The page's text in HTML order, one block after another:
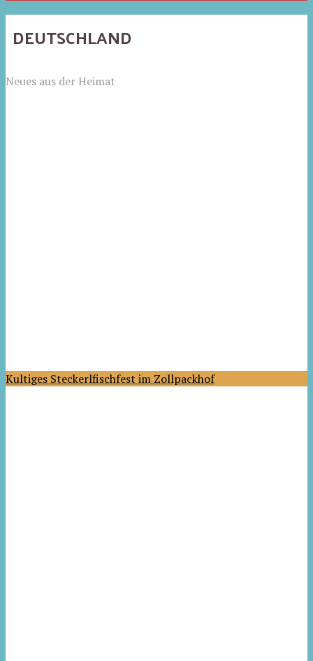
DEUTSCHLAND
Neues aus der Heimat
Kultiges Steckerlfischfest im Zollpackhof